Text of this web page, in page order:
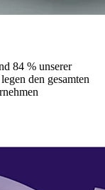
84 % unserer
den gesamten